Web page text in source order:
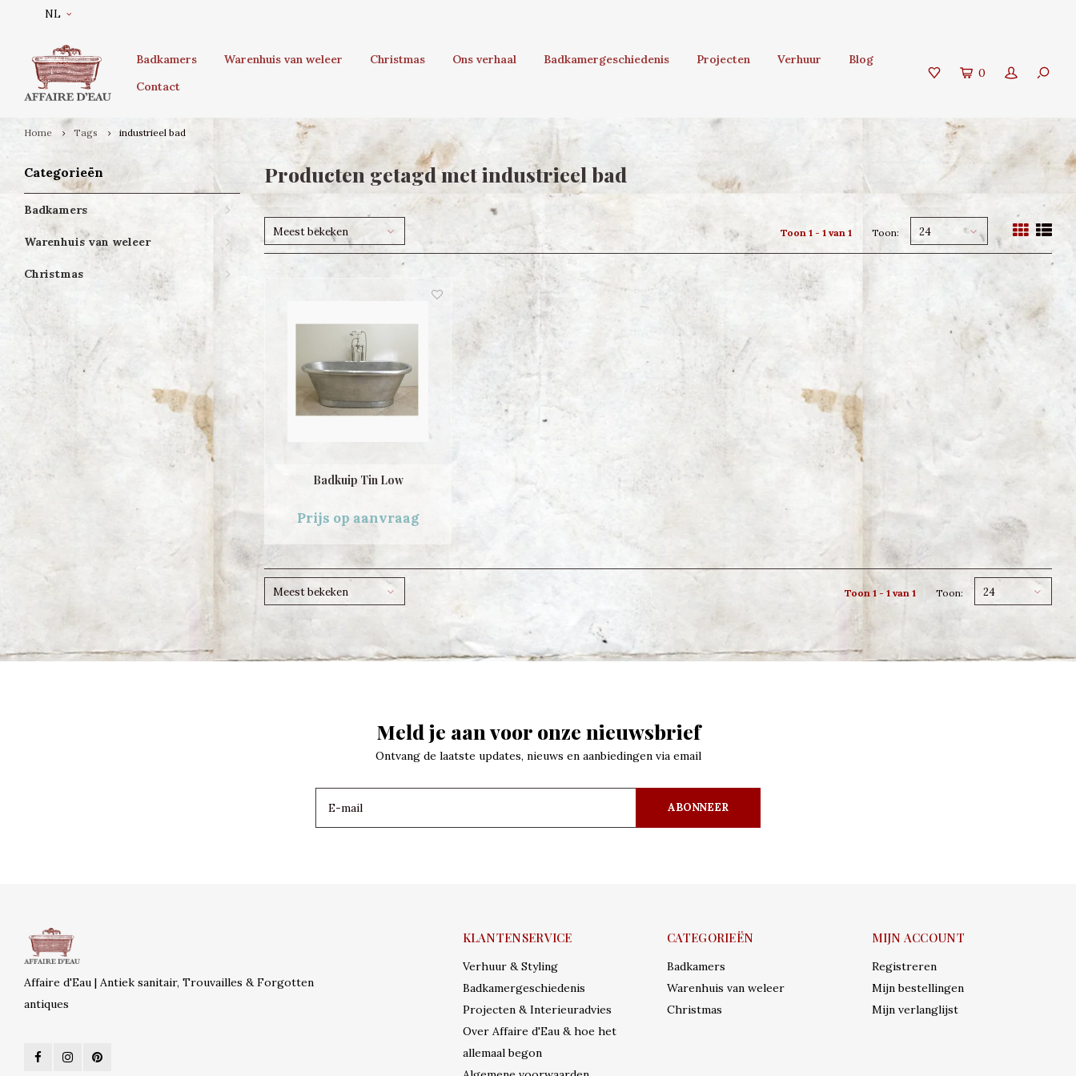
NL
Badkamers Warenhuis van weleer Christmas Ons verhaal Badkamergeschiedenis Projecten Verhuur
Blog
Contact
0
Home Tags industrieel bad
Categorieën
Badkamers
Warenhuis van weleer
Christmas
Producten getagd met industrieel bad
Meest bekeken Toon 1 - 1 van 1 Toon: 24
Badkuip Tin Low
Prijs op aanvraag
Meest bekeken Toon 1 - 1 van 1 Toon: 24
Meld je aan voor onze nieuwsbrief
Ontvang de laatste updates, nieuws en aanbiedingen via email
ABONNEER
Affaire d'Eau | Antiek sanitair, Trouvailles & Forgotten
antiques
KLANTENSERVICE
Verhuur & Styling
Badkamergeschiedenis
Projecten & Interieuradvies
Over Affaire d'Eau & hoe het
allemaal begon
CATEGORIEËN
Badkamers
Warenhuis van weleer
Christmas
MIJN ACCOUNT
Registreren
Mijn bestellingen
Mijn verlanglijst